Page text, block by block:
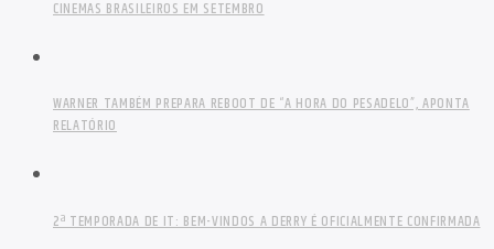
CINEMAS BRASILEIROS EM SETEMBRO
WARNER TAMBÉM PREPARA REBOOT DE “A HORA DO PESADELO”, APONTA
RELATÓRIO
2ª TEMPORADA DE IT: BEM-VINDOS A DERRY É OFICIALMENTE CONFIRMADA